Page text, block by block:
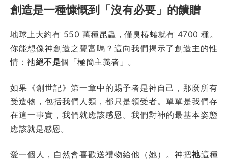
創造是一種慷慨到「沒有必要」的饋贈
地球上大約有 550 萬種昆蟲，僅臭椿蝽就有 4700 種。
你能想像神創造之豐富嗎？這向我們揭示了創造主的性
情：祂絕不是個「極簡主義者」。
如果《創世記》第一章中的賜予者是神自己，那麼所有
受造物，包括我們人類，都只是領受者。單單是我們存
在這一事實，我們就應該感恩。我們對神的最基本姿態
應該就是感恩。
愛一個人，自然會喜歡送禮物給他（她）。神把祂這種